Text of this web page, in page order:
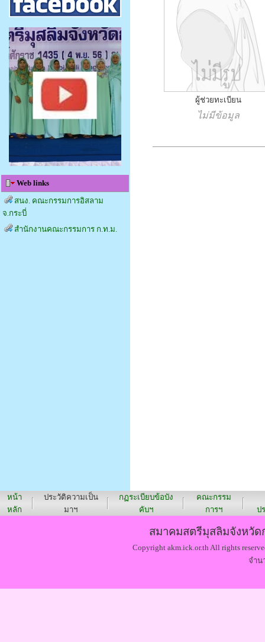
Web links
สนง. คณะกรรมการอิสลาม
จ.กระบี่
สำนักงานคณะกรรมการ ก.ท.ม.
ผู้ช่วยทะเบียน
ไม่มีข้อมูล
หน้า
หลัก
ประวัติความเป็น
มาฯ
กฏระเบียบข้อบัง
คับฯ
คณะกรรม
การฯ
ป
สมาคมสตรีมุสลิมจังหวัด
Copyright akm.ick.or.th All rights
จำน